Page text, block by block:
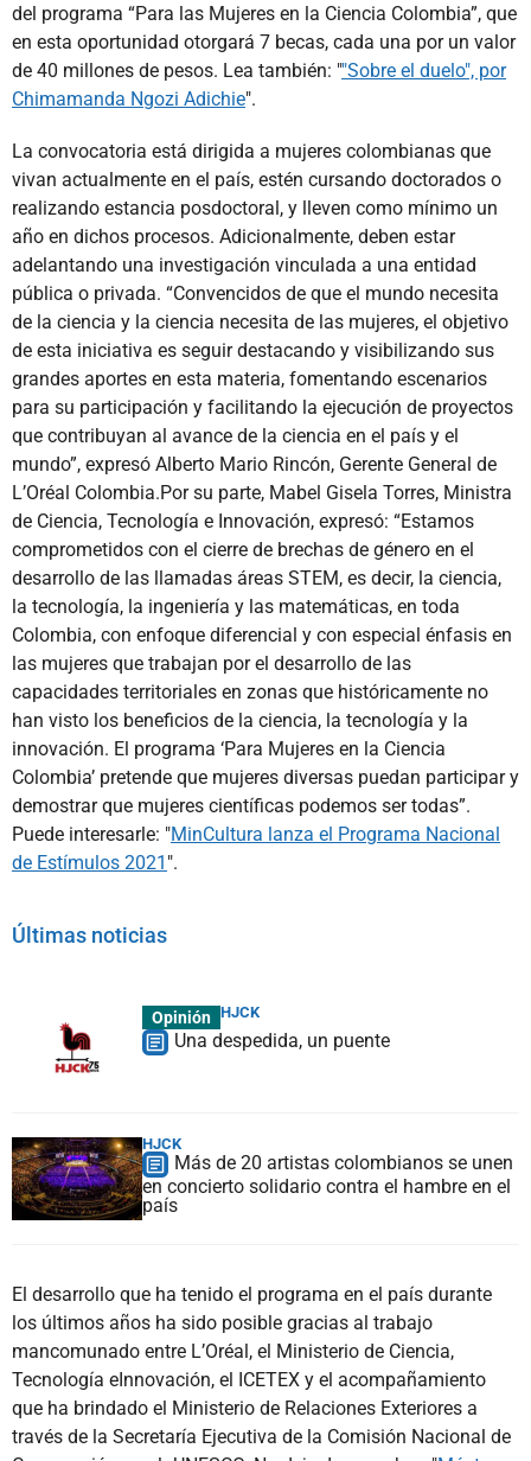
del programa “Para las Mujeres en la Ciencia Colombia”, que
en esta oportunidad otorgará 7 becas, cada una por un valor
de 40 millones de pesos. Lea también: ""Sobre el duelo", por
Chimamanda Ngozi Adichie".
La convocatoria está dirigida a mujeres colombianas que
vivan actualmente en el país, estén cursando doctorados o
realizando estancia posdoctoral, y lleven como mínimo un
año en dichos procesos. Adicionalmente, deben estar
adelantando una investigación vinculada a una entidad
pública o privada. “Convencidos de que el mundo necesita
de la ciencia y la ciencia necesita de las mujeres, el objetivo
de esta iniciativa es seguir destacando y visibilizando sus
grandes aportes en esta materia, fomentando escenarios
para su participación y facilitando la ejecución de proyectos
que contribuyan al avance de la ciencia en el país y el
mundo”, expresó Alberto Mario Rincón, Gerente General de
L’Oréal Colombia.Por su parte, Mabel Gisela Torres, Ministra
de Ciencia, Tecnología e Innovación, expresó: “Estamos
comprometidos con el cierre de brechas de género en el
desarrollo de las llamadas áreas STEM, es decir, la ciencia,
la tecnología, la ingeniería y las matemáticas, en toda
Colombia, con enfoque diferencial y con especial énfasis en
las mujeres que trabajan por el desarrollo de las
capacidades territoriales en zonas que históricamente no
han visto los beneficios de la ciencia, la tecnología y la
innovación. El programa ‘Para Mujeres en la Ciencia
Colombia’ pretende que mujeres diversas puedan participar y
demostrar que mujeres científicas podemos ser todas”.
Puede interesarle: "MinCultura lanza el Programa Nacional
de Estímulos 2021 ".
Últimas noticias
Opinión HJCK
Una despedida, un puente
HJCK
Más de 20 artistas colombianos se unen
en concierto solidario contra el hambre en el
país
El desarrollo que ha tenido el programa en el país durante
los últimos años ha sido posible gracias al trabajo
mancomunado entre L’Oréal, el Ministerio de Ciencia,
Tecnología eInnovación, el ICETEX y el acompañamiento
que ha brindado el Ministerio de Relaciones Exteriores a
través de la Secretaría Ejecutiva de la Comisión Nacional de